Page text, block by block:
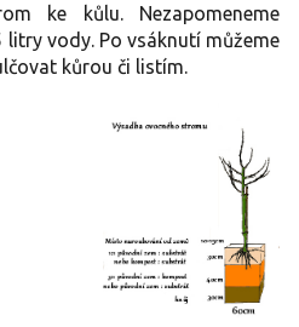
ke kůlu. Nezapomeneme
vody. Po vsáknutí můžeme
kůrou či listím.